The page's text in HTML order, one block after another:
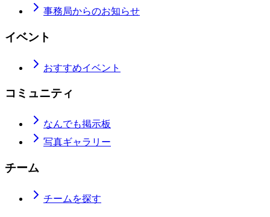
事務局からのお知らせ
イベント
おすすめイベント
コミュニティ
なんでも掲示板
写真ギャラリー
チーム
チームを探す